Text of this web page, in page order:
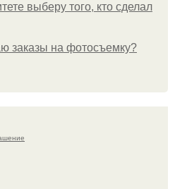
выберу того, кто сделал
заказы на фотосъемку?